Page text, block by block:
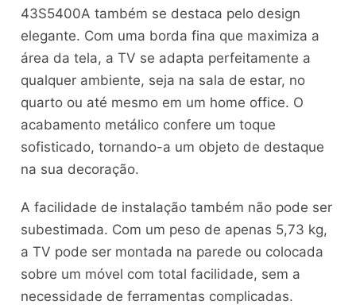
43S5400A também se destaca pelo design
elegante. Com uma borda fina que maximiza a
área da tela, a TV se adapta perfeitamente a
qualquer ambiente, seja na sala de estar, no
quarto ou até mesmo em um home office. O
acabamento metálico confere um toque
sofisticado, tornando-a um objeto de destaque
na sua decoração.
A facilidade de instalação também não pode ser
subestimada. Com um peso de apenas 5,73 kg,
a TV pode ser montada na parede ou colocada
sobre um móvel com total facilidade, sem a
necessidade de ferramentas complicadas.